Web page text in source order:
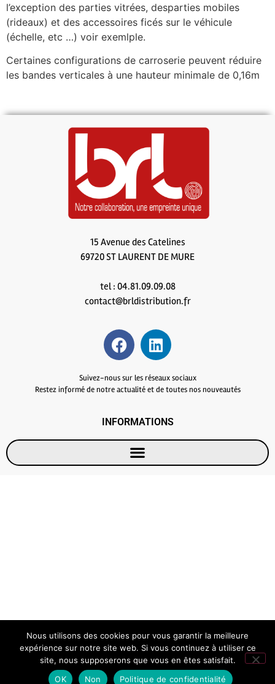
l’exception des parties vitrées, desparties mobiles
(rideaux) et des accessoires ficés sur le véhicule
(échelle, etc …) voir exemlple.
Certaines configurations de carroserie peuvent réduire
les bandes verticales à une hauteur minimale de 0,16m
15 Avenue des Catelines
69720 ST LAURENT DE MURE
tel : 04.81.09.09.08
contact@brldistribution.fr
Suivez-nous sur les réseaux sociaux
Restez informé de notre actualité et de toutes nos nouveautés
INFORMATIONS
Nous utilisons des cookies pour vous garantir la meilleure
expérience sur notre site web. Si vous continuez à utiliser ce
site, nous supposerons que vous en êtes satisfait.
OK
Non Politique de confidentialité